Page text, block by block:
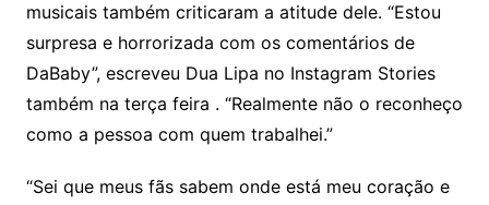
musicais também criticaram a atitude dele. “Estou
surpresa e horrorizada com os comentários de
DaBaby”, escreveu Dua Lipa no Instagram Stories
também na terça feira . “Realmente não o reconheço
como a pessoa com quem trabalhei.”
“Sei que meus fãs sabem onde está meu coração e